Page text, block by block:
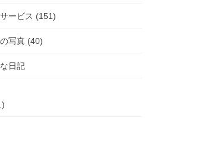
ービス (151)
写真 (40)
日記